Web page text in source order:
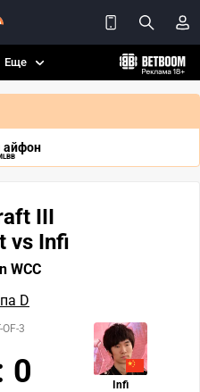
Еще
III
vs Infi
WCC
D
Infi
OF-3
0